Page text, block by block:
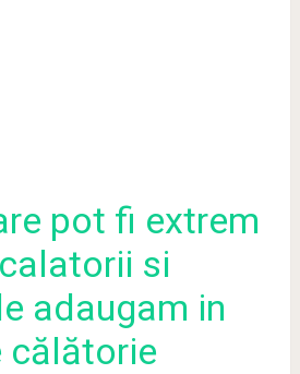
pot fi extrem
si
adaugam in
călătorie